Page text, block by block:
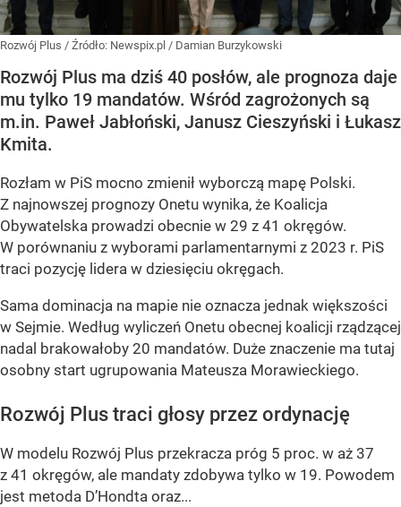
Rozwój Plus / Źródło: Newspix.pl / Damian Burzykowski
Rozwój Plus ma dziś 40 posłów, ale prognoza daje
mu tylko 19 mandatów. Wśród zagrożonych są
m.in. Paweł Jabłoński, Janusz Cieszyński i Łukasz
Kmita.
Rozłam w PiS mocno zmienił wyborczą mapę Polski.
Z najnowszej prognozy Onetu wynika, że Koalicja
Obywatelska prowadzi obecnie w 29 z 41 okręgów.
W porównaniu z wyborami parlamentarnymi z 2023 r. PiS
traci pozycję lidera w dziesięciu okręgach.
Sama dominacja na mapie nie oznacza jednak większości
w Sejmie. Według wyliczeń Onetu obecnej koalicji rządzącej
nadal brakowałoby 20 mandatów. Duże znaczenie ma tutaj
osobny start ugrupowania Mateusza Morawieckiego.
Rozwój Plus traci głosy przez ordynację
W modelu Rozwój Plus przekracza próg 5 proc. w aż 37
z 41 okręgów, ale mandaty zdobywa tylko w 19. Powodem
jest metoda D’Hondta oraz...